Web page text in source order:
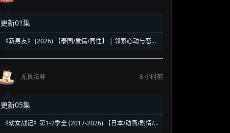
更新01集
《新男友》 (2026) 【泰国/爱情/同性】 | 邻家心动与恋爱
无良法尊 8 小时前
更新05集
《幼女战记》第1-2季全 (2017-2026) 【日本/动画/剧情/